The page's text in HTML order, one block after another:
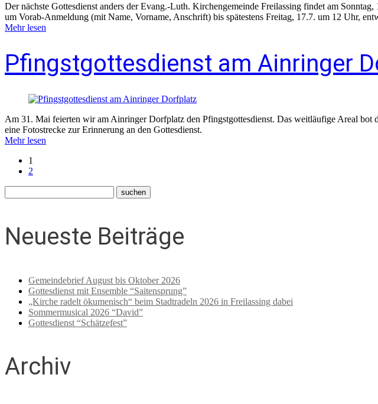
Der nächste Gottesdienst anders der Evang.-Luth. Kirchengemeinde Freilassing findet am
um Vorab-Anmeldung (mit Name, Vorname, Anschrift) bis spätestens Freitag, 17.7. um 12 Uhr,
Mehr lesen
Pfingstgottesdienst am Ainringer
Am 31. Mai feierten wir am Ainringer Dorfplatz den Pfingstgottesdienst. Das weitläufige Areal bot
eine Fotostrecke zur Erinnerung an den Gottesdienst.
Mehr lesen
1
2
Neueste Beiträge
Gemeindebrief August bis Oktober 2026
Gottesdienst mit Ensemble “Saitensprung”
„Kirche radelt ökumenisch“ beim Stadtradeln 2026 in Freilassing dabei
Sommermusical 2026 “David”
Gottesdienst “Schätzefest”
Archiv